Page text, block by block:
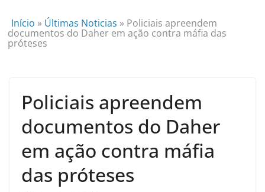
Início » Últimas Noticias » Policiais apreendem
documentos do Daher em ação contra máfia das
próteses
Policiais apreendem
documentos do Daher
em ação contra máfia
das próteses